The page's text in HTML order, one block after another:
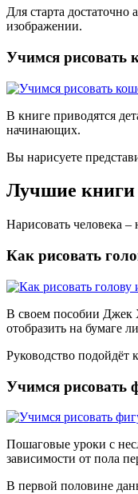
Для старта
изображении.
Учимся рисовать
В книге приводятся
начинающих.
Вы нарисуете
Лучшие книги
Нарисовать человека
Как рисовать
В своем пособии Джек
отобразить на бумаге
Руководство подойдёт
Учимся рисовать
Пошаговые уроки с
зависимости от пола
В первой половине